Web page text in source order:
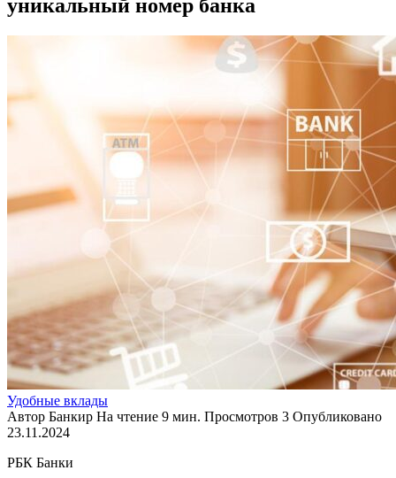
уникальный номер банка
Удобные вклады
Автор Банкир На чтение 9 мин. Просмотров 3 Опубликовано
23.11.2024
РБК Банки